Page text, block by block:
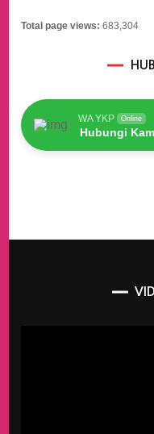
Total page views:683,304
WA YKP Online
Hubungi